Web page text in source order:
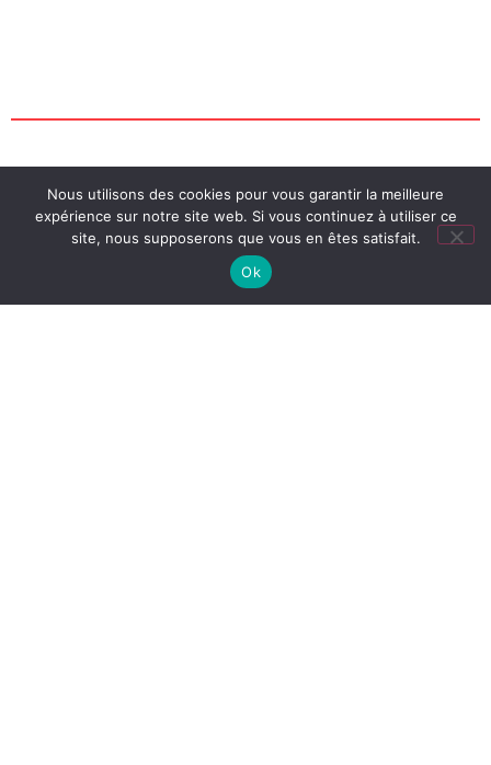
Autres formations musicales (Anthony
Gutierrez)
Nous utilisons des cookies pour vous garantir la meilleure
expérience sur notre site web. Si vous continuez à utiliser ce
site, nous supposerons que vous en êtes satisfait.
Ok